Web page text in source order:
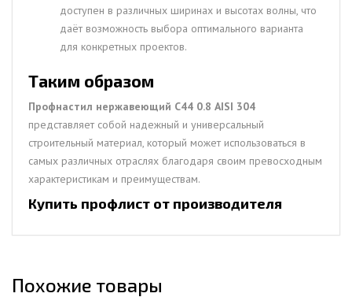
доступен в различных ширинах и высотах волны, что
даёт возможность выбора оптимального варианта
для конкретных проектов.
Таким образом
Профнастил нержавеющий С44 0.8 AISI 304
представляет собой надежный и универсальный
строительный материал, который может использоваться в
самых различных отраслях благодаря своим превосходным
характеристикам и преимуществам.
Купить профлист от производителя
Похожие товары